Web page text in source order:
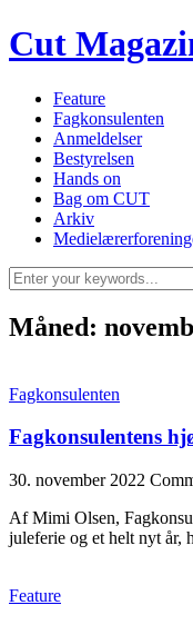
Cut
Feature
Fagkonsulenten
Anmeldelser
Bestyrelsen
Hands on
Bag om CUT
Arkiv
Måned:
Fagkonsulenten
Fagkonsulentens
30. november 2022
Af Mimi Olsen,
juleferie og et helt nyt
Feature